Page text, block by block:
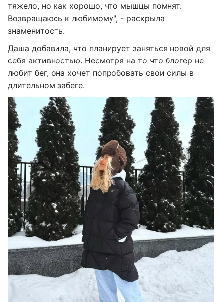
тяжело, но как хорошо, что мышцы помнят.
Возвращаюсь к любимому", - раскрыла
знаменитость.
Даша добавила, что планирует заняться новой для
себя активностью. Несмотря на то что блогер не
любит бег, она хочет попробовать свои силы в
длительном забеге.